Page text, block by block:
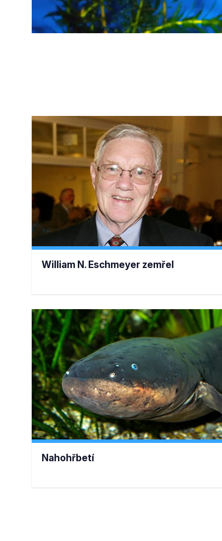
William N. Eschmeyer zemřel
Nahohřbetí